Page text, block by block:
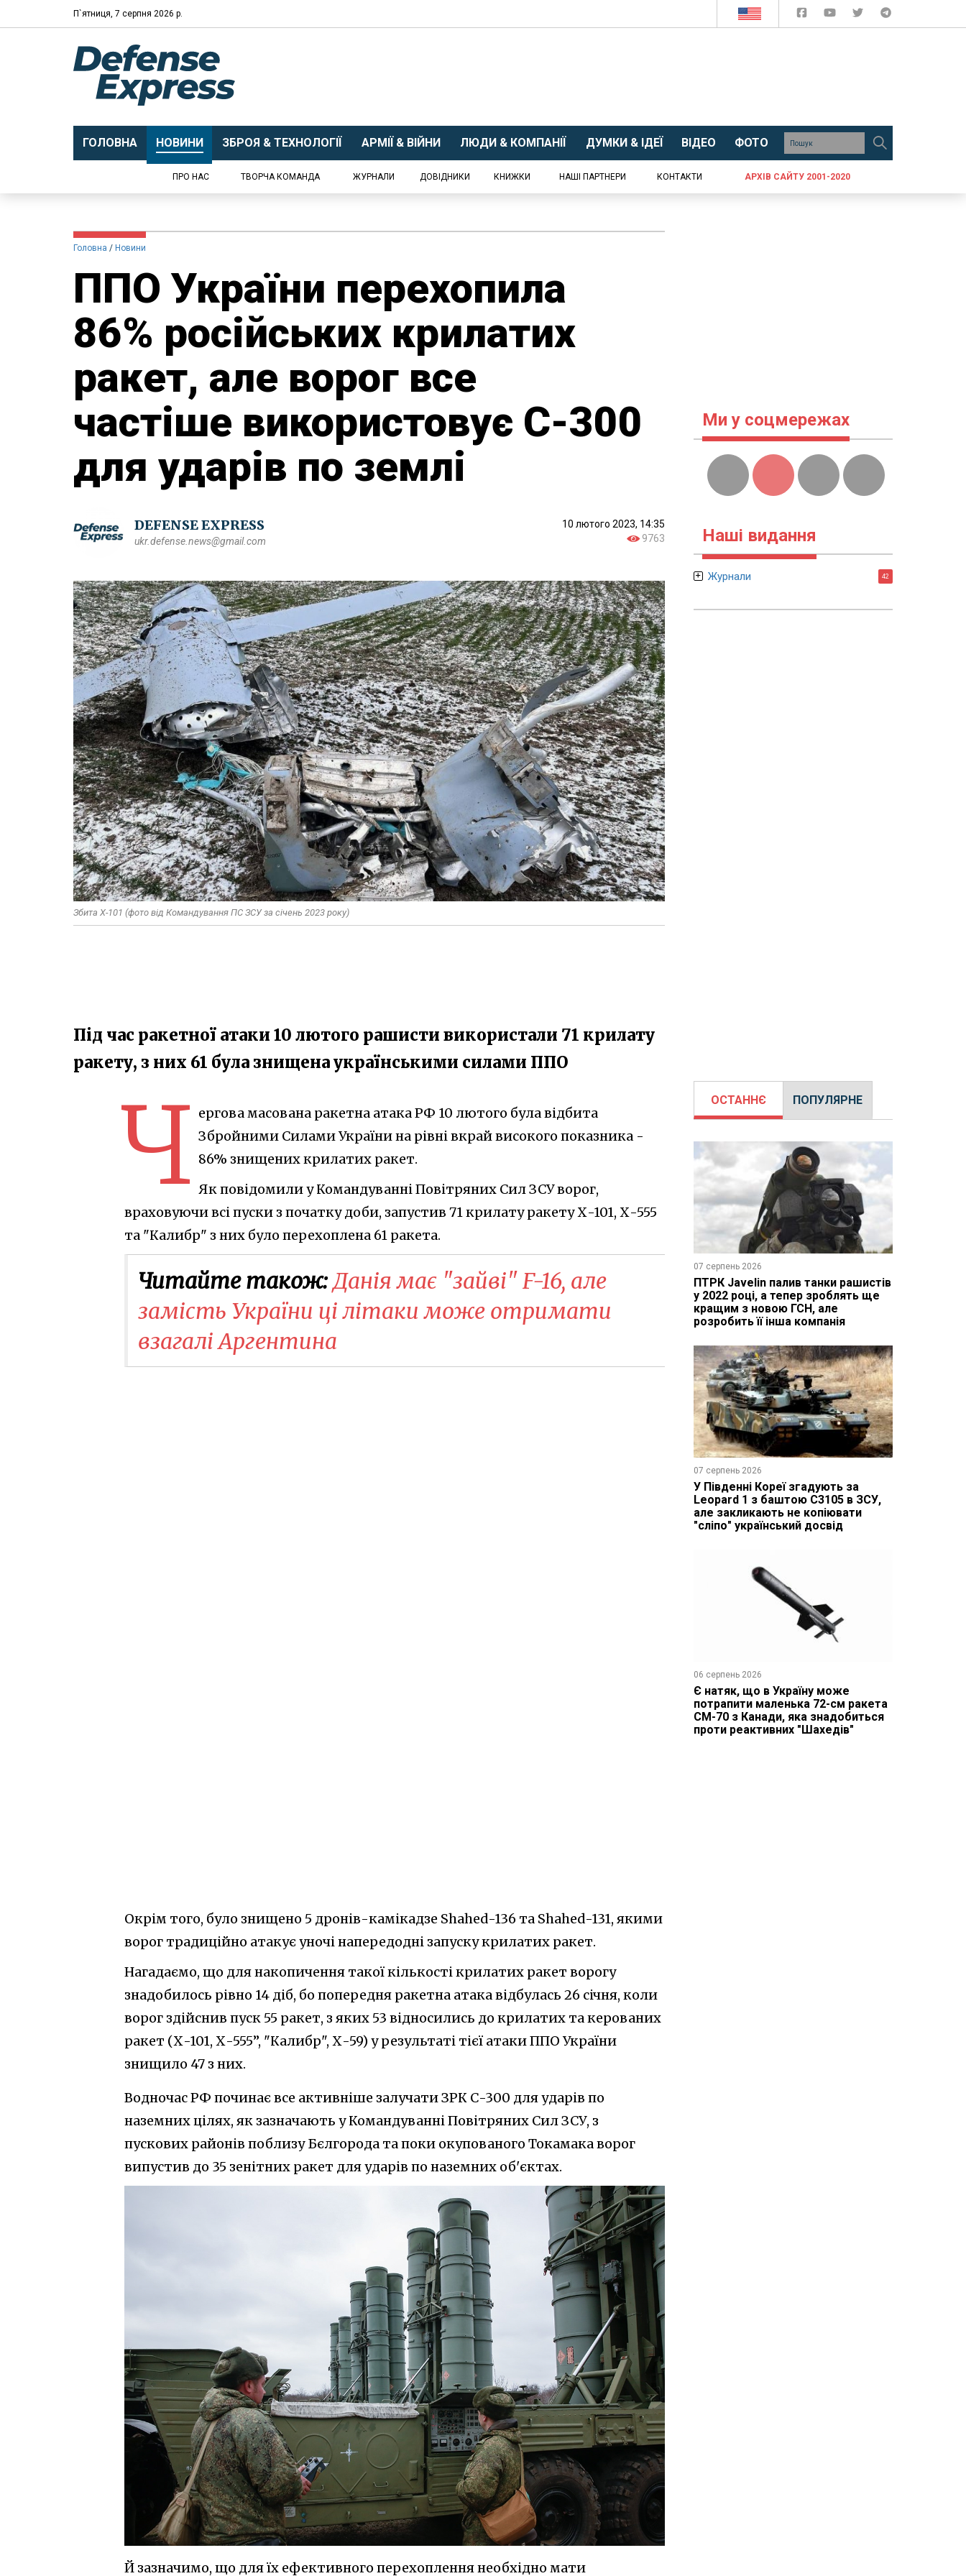
П`ятниця, 7 серпня 2026 р.
ГОЛОВНА НОВИНИ ЗБРОЯ & ТЕХНОЛОГІЇ АРМІЇ & ВІЙНИ ЛЮДИ & КОМПАНІЇ ДУМКИ & ІДЕЇ ВІДЕО ФОТО
ПРО НАС ТВОРЧА КОМАНДА ЖУРНАЛИ ДОВІДНИКИ КНИЖКИ НАШІ ПАРТНЕРИ КОНТАКТИ АРХІВ САЙТУ 2001-2020
Головна Новини
ППО України перехопила
86% російських крилатих
ракет, але ворог все
частіше використовує С-300
для ударів по землі
DEFENSE EXPRESS
ukr.defense.news@gmail.com
10 лютого 2023, 14:35
9763
Збита Х-101 (фото від Командування ПС ЗСУ за січень 2023 року)
Під час ракетної атаки 10 лютого рашисти використали 71 крилату
ракету, з них 61 була знищена українськими силами ППО
Ч ергова масована ракетна атака РФ 10 лютого була відбита
Збройними Силами України на рівні вкрай високого показника -
86% знищених крилатих ракет.
Як повідомили у Командуванні Повітряних Сил ЗСУ ворог,
враховуючи всі пуски з початку доби, запустив 71 крилату ракету Х-101, Х-555
та "Калибр" з них було перехоплена 61 ракета.
Читайте також:Данія має "зайві" F-16, але
замість України ці літаки може отримати
взагалі Аргентина
Окрім того, було знищено 5 дронів-камікадзе Shahed-136 та Shahed-131, якими
ворог традиційно атакує уночі напередодні запуску крилатих ракет.
Нагадаємо, що для накопичення такої кількості крилатих ракет ворогу
знадобилось рівно 14 діб, бо попередня ракетна атака відбулась 26 січня, коли
ворог здійснив пуск 55 ракет, з яких 53 відносились до крилатих та керованих
ракет (Х-101, Х-555”, "Калибр", Х-59) у результаті тієї атаки ППО України
знищило 47 з них.
Водночас РФ починає все активніше залучати ЗРК С-300 для ударів по
наземних цілях, як зазначають у Командуванні Повітряних Сил ЗСУ, з
пускових районів поблизу Бєлгорода та поки окупованого Токамака ворог
випустив до 35 зенітних ракет для ударів по наземних об'єктах.
Й зазначимо, що для їх ефективного перехоплення необхідно мати
Ми у соцмережах
Наші видання
Журнали 42
ОСТАННЄ ПОПУЛЯРНЕ
07 серпень 2026
ПТРК Javelin палив танки рашистів
у 2022 році, а тепер зроблять ще
кращим з новою ГСН, але
розробить її інша компанія
07 серпень 2026
У Південні Кореї згадують за
Leopard 1 з баштою C3105 в ЗСУ,
але закликають не копіювати
"сліпо" український досвід
06 серпень 2026
Є натяк, що в Україну може
потрапити маленька 72-см ракета
CM-70 з Канади, яка знадобиться
проти реактивних "Шахедів"